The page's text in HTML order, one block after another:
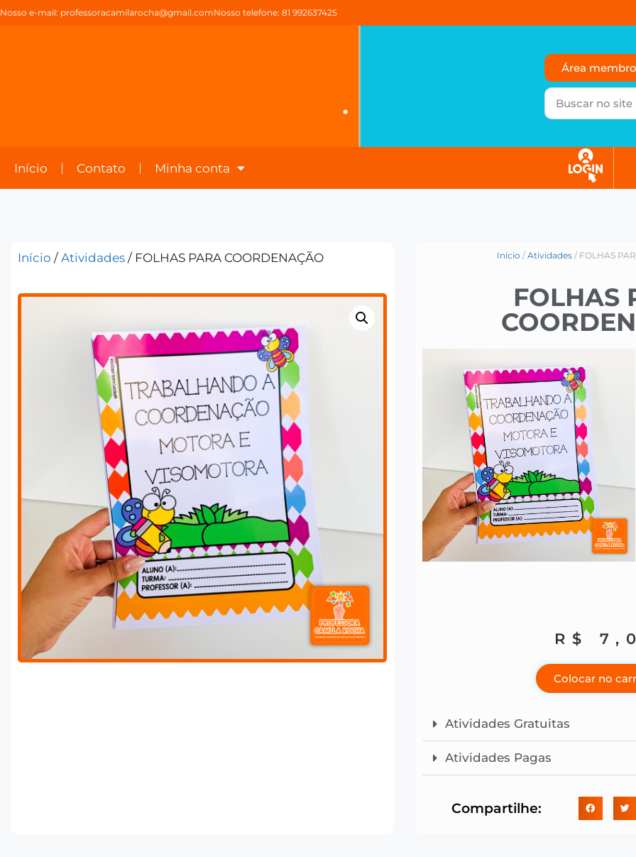
Nosso e-mail: professoracamilarocha@gmail.comNosso telefone: 81 992637425
Área membro
Início Contato Minha conta
Início / Atividades / FOLHAS PARA COORDENAÇÃO Início / Atividades/ FOLHAS
FOLHAS
R$
Colocar no
Atividades Gratuitas
Atividades Pagas
Compartilhe: